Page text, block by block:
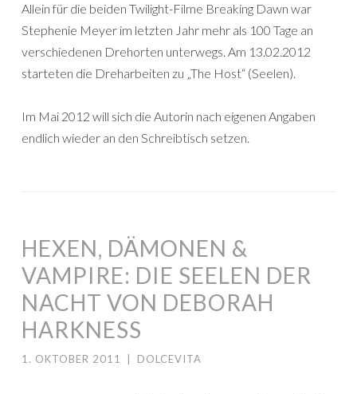
Allein für die beiden Twilight-Filme Breaking Dawn war
Stephenie Meyer im letzten Jahr mehr als 100 Tage an
verschiedenen Drehorten unterwegs. Am 13.02.2012
starteten die Dreharbeiten zu „The Host“ (Seelen).
Im Mai 2012 will sich die Autorin nach eigenen Angaben
endlich wieder an den Schreibtisch setzen.
HEXEN, DÄMONEN &
VAMPIRE: DIE SEELEN DER
NACHT VON DEBORAH
HARKNESS
1. OKTOBER 2011 DOLCEVITA